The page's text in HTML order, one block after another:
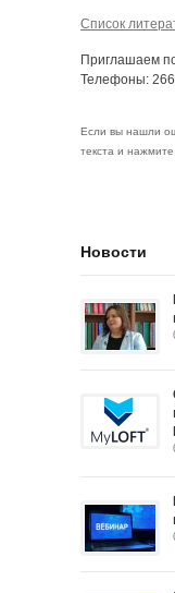
Список
Приглашаем
Телефоны:
Если вы нашли
текста и нажмите
Новости